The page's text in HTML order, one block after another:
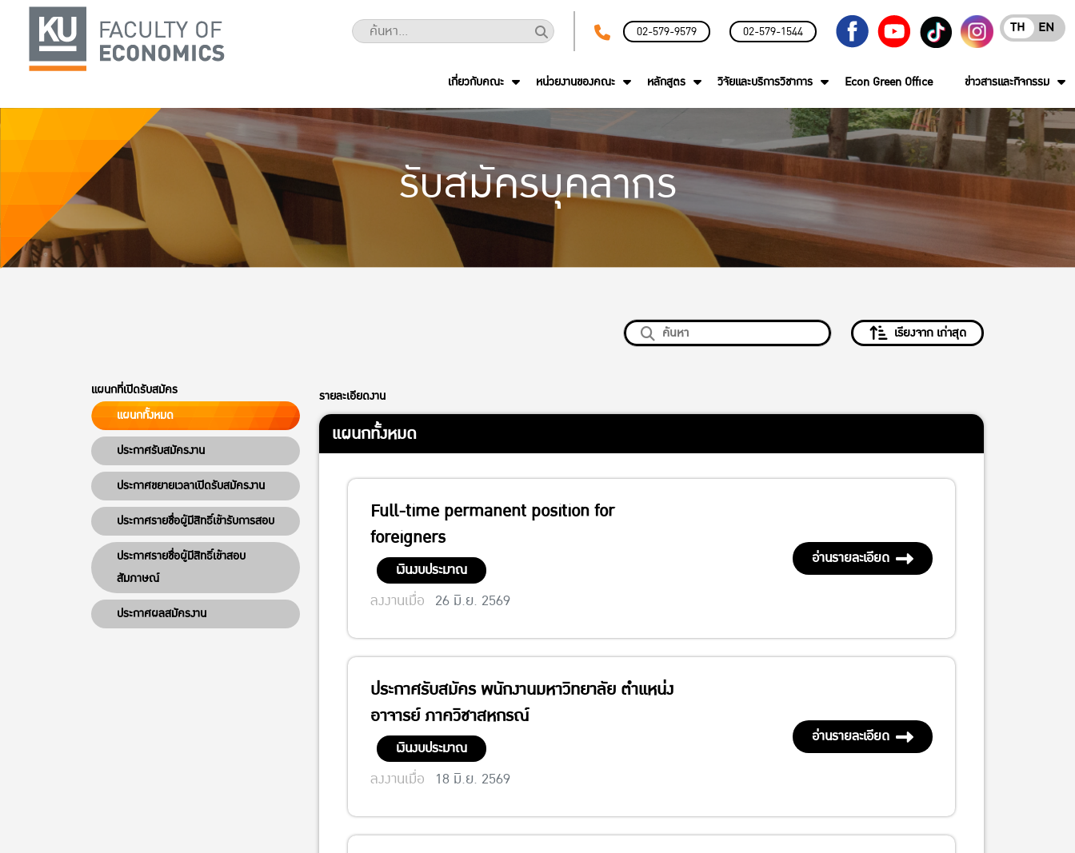
02-579-9579 02-579-1544 EN
TH
เกี่ยวกับคณะ หน่วยงานของคณะ หลักสูตร วิจัยและบริการวิชาการ Econ Green Office ข่าวสารและกิจกรรม
รับสมัครบุคลากร
เรียงจาก เก่าสุด
แผนกที่เปิดรับสมัคร
แผนกทั้งหมด
ประกาศรับสมัครงาน
ประกาศขยายเวลาเปิดรับสมัครงาน
ประกาศรายชื่อผู้มีสิทธิ์เข้ารับการสอบ
ประกาศรายชื่อผู้มีสิทธิ์เข้าสอบ
สัมภาษณ์
ประกาศผลสมัครงาน
รายละเอียดงาน
แผนกทั้งหมด
Full-time permanent position for
foreigners
เงินงบประมาณ
ลงงานเมื่อ 26 มิ.ย. 2569
อ่านรายละเอียด
ประกาศรับสมัคร พนักงานมหาวิทยาลัย ตำแหน่ง
อาจารย์ ภาควิชาสหกรณ์
เงินงบประมาณ
ลงงานเมื่อ 18 มิ.ย. 2569
อ่านรายละเอียด